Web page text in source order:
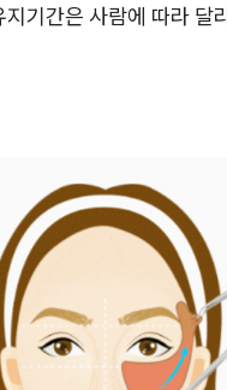
기간은 사람에 따라 달